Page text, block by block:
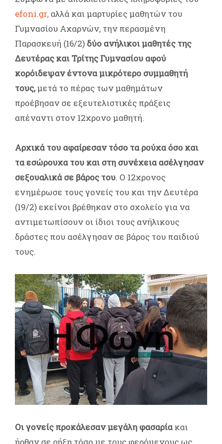
efoni.gr, αλλά και μαρτυρίες μαθητών του
Γυμνασίου Αχαρνών, την περασμένη
Παρασκευή (16/2) δύο ανήλικοι μαθητές της
Δευτέρας και Τρίτης Γυμνασίου αφού
κορόιδεψαν έντονα μικρότερο συμμαθητή
τους,μετά το πέρας των μαθημάτων
προέβησαν σε εξευτελιστικές πράξεις
απέναντι στον 12χρονο μαθητή.
Αρχικά του αφαίρεσαν τόσο τα ρούχα όσο και
τα εσώρουχα του και στη συνέχεια ασέλγησαν
σεξουαλικά σε βάρος του. Ο 12χρονος
ενημέρωσε τους γονείς του και την Δευτέρα
(19/2) εκείνοι βρέθηκαν στο σχολείο για να
αντιμετωπίσουν οι ίδιοι τους ανήλικους
δράστες που ασέλγησαν σε βάρος του παιδιού
τους.
Οι γονείς προκάλεσαν μεγάλη φασαρίακαι